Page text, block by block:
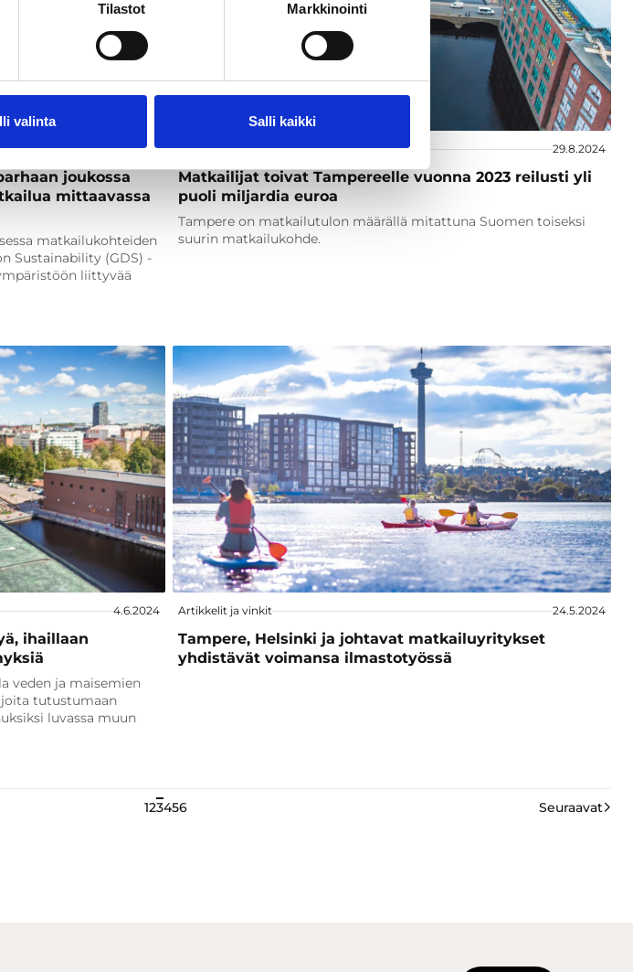
Tilastot Markkinointi
valinta Salli kaikki
18.10.2024
joukossa
mittaavassa
matkailukohteiden
Sustainability (GDS) -
liittyvää
Artikkelit ja vinkit 29.8.2024
Matkailijat toivat Tampereelle vuonna 2023 reilusti yli
puoli miljardia euroa
Tampere on matkailutulon määrällä mitattuna Suomen toiseksi
suurin matkailukohde.
4.6.2024
ihaillaan
veden ja maisemien
tutustumaan
luvassa muun
Artikkelit ja vinkit 24.5.2024
Tampere, Helsinki ja johtavat matkailuyritykset
yhdistävät voimansa ilmastotyössä
123456 Seuraavat